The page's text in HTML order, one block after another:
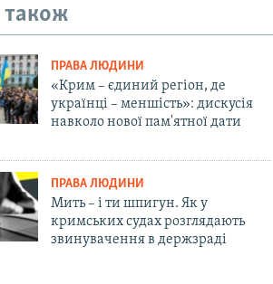
також
ПРАВА ЛЮДИНИ
«Крим – єдиний регіон, де
українці – меншість»: дискусія
навколо нової пам'ятної дати
ПРАВА ЛЮДИНИ
Мить – і ти шпигун. Як у
кримських судах розглядають
звинувачення в держзраді